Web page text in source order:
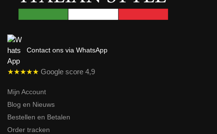
Contact ons via WhatsApp
★★★★★ Google score 4,9
Mijn Account
Blog en Nieuws
Bestellen en Betalen
Order tracken